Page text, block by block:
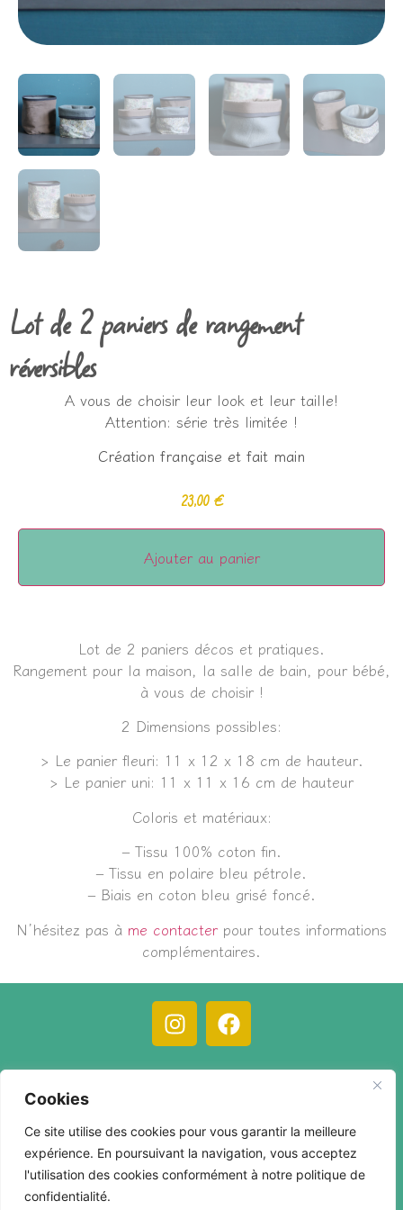
Cookies
Ce site utilise des cookies pour vous garantir la meilleure
expérience. En poursuivant la navigation, vous acceptez
l'utilisation des cookies conformément à notre politique de
confidentialité.
Lot de 2 paniers de rangement
réversibles
A vous de choisir leur look et leur taille!
Attention: série très limitée !
Création française et fait main
23,00€
Ajouter au panier
Lot de 2 paniers décos et pratiques.
Rangement pour la maison, la salle de bain, pour bébé,
à vous de choisir !
2 Dimensions possibles:
> Le panier fleuri: 11 x 12 x 18 cm de hauteur.
> Le panier uni: 11 x 11 x 16 cm de hauteur
Coloris et matériaux:
– Tissu 100% coton fin.
– Tissu en polaire bleu pétrole.
– Biais en coton bleu grisé foncé.
N’hésitez pas à me contacter pour toutes informations
complémentaires.
Contact